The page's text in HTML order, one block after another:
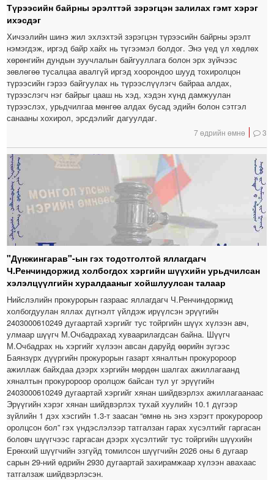
Түрээсийн байрны эрэлттэй зэрэгцэн залилах гэмт хэрэг
ихэсдэг
Хичээлийн шинэ жил эхлэхтэй зэрэгцэн түрээсийн байрны эрэлт
нэмэгдэж, иргэд байр хайх нь түгээмэл болдог. Энэ үед үл хөдлөх
хөрөнгийн дундын зуучлалын байгууллага болон эрх зүйчээс
зөвлөгөө тусалцаа авалгүй иргэд хоорондоо шууд тохиролцон
түрээсийн гэрээ байгуулах нь түрээслүүлэгч байраа алдах,
түрээслэгч нэг байрыг цааш нь хэд, хэдэн хүнд дамжуулан
түрээслэх, урьдчилгаа мөнгөө алдах бусад эдийн болон сэтгэл
санааны хохирол, эрсдэлийг дагуулдаг.
7 өдрийн өмнө 3
"Дүнжингарав"-ын гэх тодотголтой яллагдагч
Ч.Ренчиндоржид холбогдох хэргийн шүүхийн урьдчилсан
хэлэлцүүлгийн хуралдааныг хойшлуулсан талаар
Нийслэлийн прокурорын газраас яллагдагч Ч.Ренчиндоржид
холбогдуулан яллах дүгнэлт үйлдэж ирүүлсэн эрүүгийн
2403000610249 дугаартай хэргийг тус тойргийн шүүх хүлээн авч,
улмаар шүүгч М.Очбадрахад хуваарилагдсан байна. Шүүгч
М.Очбадрах нь хэргийг хүлээн авсан даруйд өөрийн зүгээс
Баянзүрх дүүргийн прокурорын газарт хяналтын прокуророор
ажиллаж байхдаа дээрх хэргийн мөрдөн шалгах ажиллагаанд
хяналтын прокуророор оролцож байсан тул уг эрүүгийн
2403000610249 дугаартай хэргийг хянан шийдвэрлэх ажиллагаанаас
Эрүүгийн хэрэг хянан шийдвэрлэх тухай хуулийн 10.1 дүгээр
зүйлийн 1 дэх хэсгийн 1.3-т заасан “өмнө нь энэ хэрэгт прокуророор
оролцсон бол” гэх үндэслэлээр татгалзан гарах хүсэлтийг гаргасан
боловч шүүгчээс гаргасан дээрх хүсэлтийг тус тойргийн шүүхийн
Ерөнхий шүүгчийн эзгүйд томилсон шүүгчийн 2026 оны 6 дугаар
сарын 29-ний өдрийн 2930 дугаартай захирамжаар хүлээн авахаас
татгалзаж шийдвэрлэсэн.